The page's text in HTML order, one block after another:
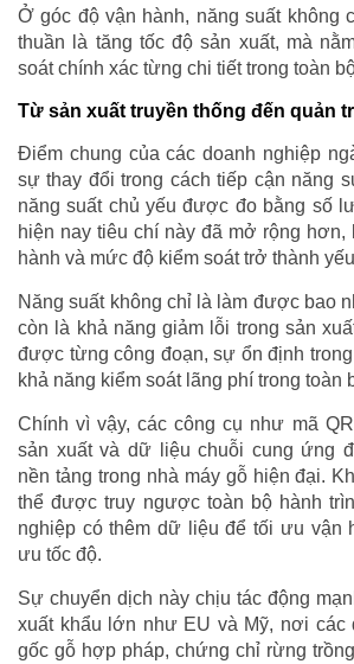
Ở góc độ vận hành, năng suất không
thuần là tăng tốc độ sản xuất, mà
soát chính xác từng chi tiết trong toàn
Từ sản xuất truyền thống đến quản
Điểm chung của các doanh nghiệp
sự thay đổi trong cách tiếp cận năng
năng suất chủ yếu được đo bằng số
hiện nay tiêu chí này đã mở rộng
hành và mức độ kiểm soát trở thành
Năng suất không chỉ là làm được bao
còn là khả năng giảm lỗi trong sản
được từng công đoạn, sự ổn định
khả năng kiểm soát lãng phí trong toàn
Chính vì vậy, các công cụ như mã
sản xuất và dữ liệu chuỗi cung ứng
nền tảng trong nhà máy gỗ hiện đại.
thể được truy ngược toàn bộ hành
nghiệp có thêm dữ liệu để tối ưu vận
ưu tốc độ.
Sự chuyển dịch này chịu tác động
xuất khẩu lớn như EU và Mỹ, nơi các
gốc gỗ hợp pháp, chứng chỉ rừng